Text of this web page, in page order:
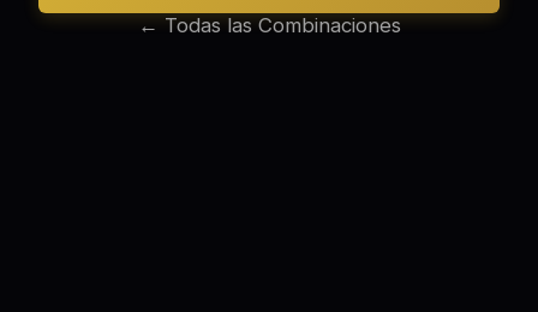
← Todas las Combinaciones